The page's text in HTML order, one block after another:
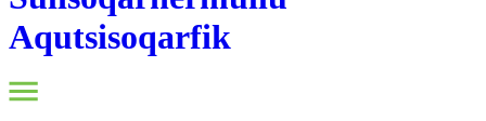
Aqutsisoqarfik